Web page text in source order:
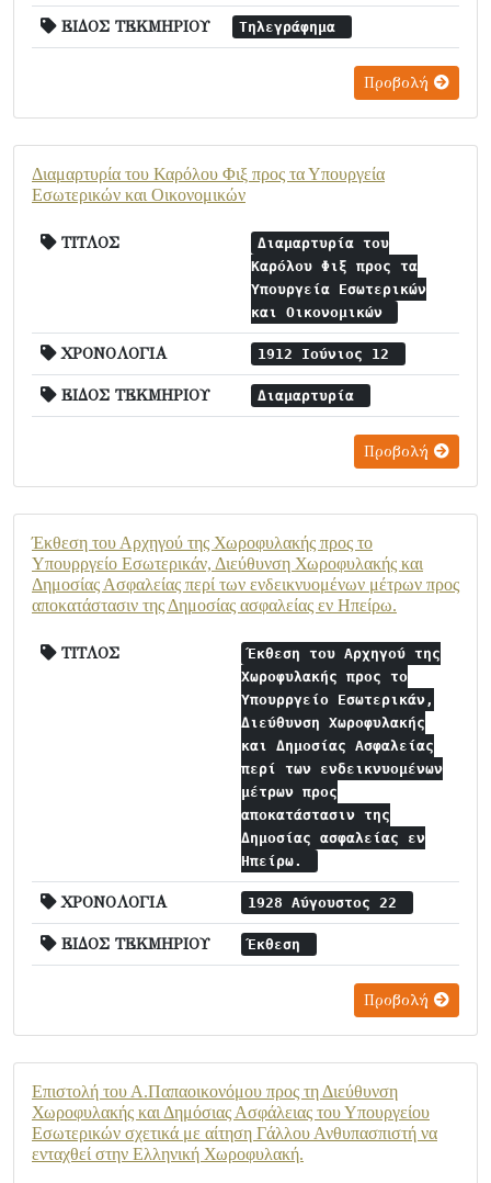
ΕΙΔΟΣ ΤΕΚΜΗΡΙΟΥ Τηλεγράφημα
Προβολή
Διαμαρτυρία του Καρόλου Φιξ προς τα Υπουργεία
Εσωτερικών και Οικονομικών
ΤΙΤΛΟΣ
Διαμαρτυρία του
Καρόλου Φιξ προς τα
Υπουργεία Εσωτερικών
και Οικονομικών
ΧΡΟΝΟΛΟΓΙΑ 1912 Ιούνιος 12
ΕΙΔΟΣ ΤΕΚΜΗΡΙΟΥ Διαμαρτυρία
Προβολή
Έκθεση του Αρχηγού της Χωροφυλακής προς το
Υπουρργείο Εσωτερικάν, Διεύθυνση Χωροφυλακής και
Δημοσίας Ασφαλείας περί των ενδεικνυομένων μέτρων προς
αποκατάστασιν της Δημοσίας ασφαλείας εν Ηπείρω.
ΤΙΤΛΟΣ
Έκθεση του Αρχηγού της
Χωροφυλακής προς το
Υπουρργείο Εσωτερικάν,
Διεύθυνση Χωροφυλακής
και Δημοσίας Ασφαλείας
περί των ενδεικνυομένων
μέτρων προς
αποκατάστασιν της
Δημοσίας ασφαλείας εν
Ηπείρω.
ΧΡΟΝΟΛΟΓΙΑ 1928 Αύγουστος 22
ΕΙΔΟΣ ΤΕΚΜΗΡΙΟΥ Έκθεση
Προβολή
Επιστολή του Α.Παπαοικονόμου προς τη Διεύθυνση
Χωροφυλακής και Δημόσιας Ασφάλειας του Υπουργείου
Εσωτερικών σχετικά με αίτηση Γάλλου Ανθυπασπιστή να
ενταχθεί στην Ελληνική Χωροφυλακή.